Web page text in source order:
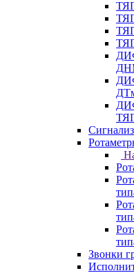
Звонки